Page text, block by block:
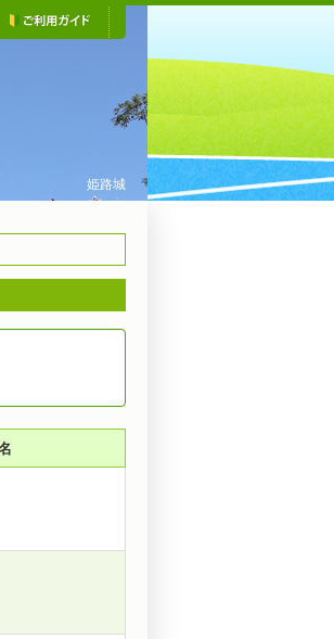
内
サイトマップ
姫路城